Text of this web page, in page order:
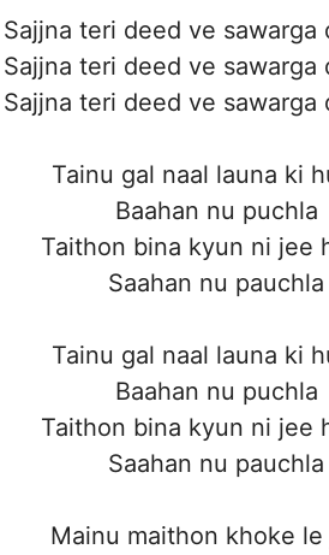
Sajjna teri deed ve sawarga
Sajjna teri deed ve sawarga
Sajjna teri deed ve sawarga
Tainu gal naal launa ki
Baahan nu puchla
Taithon bina kyun ni jee
Saahan nu pauchla
Tainu gal naal launa ki
Baahan nu puchla
Taithon bina kyun ni jee
Saahan nu pauchla
Mainu maithon khoke le